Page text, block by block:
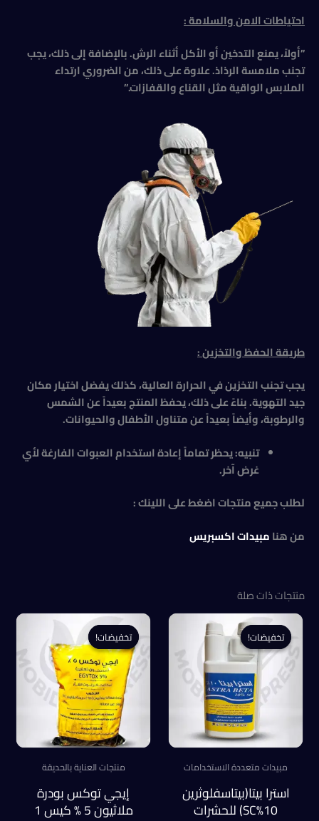
احتياطات الامن والسلامة :
​”أولاً، يمنع التدخين أو الأكل أثناء الرش. بالإضافة إلى ذلك، يجب
تجنب ملامسة الرذاذ. علاوة على ذلك، من الضروري ارتداء
الملابس الواقية مثل القناع والقفازات.”
طريقة الحفظ والتخزين:
يجب تجنب التخزين في الحرارة العالية، كذلك يفضل اختيار مكان
جيد التهوية. بناءً على ذلك، يحفظ المنتج بعيداً عن الشمس
والرطوبة، وأيضاً بعيداً عن متناول الأطفال والحيوانات.
تنبيه: يحظر تماماً إعادة استخدام العبوات الفارغة لأي
غرض آخر.
لطلب جميع منتجات اضغط على اللينك :
من هنامبيدات اكسبريس
منتجات ذات صلة
تخفيضات!
تخفيضات!
مبيدات متعددة الاستخدامات
استرا بيتا(بيتاسفلوثرين
10%SC) للحشرات
تخفيضات!
تخفيضات!
منتجات العناية بالحديقة
إيجي توكس بودرة
ملاثيون 5 % كيس 1